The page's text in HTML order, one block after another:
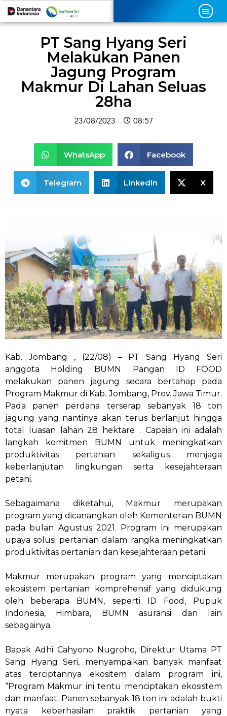
PT Sang Hyang Seri
Melakukan Panen
Jagung Program
Makmur Di Lahan Seluas
28ha
23/08/2023 08:57
WhatsApp Facebook
Telegram LinkedIn X
Kab. Jombang , (22/08) – PT Sang Hyang Seri
anggota Holding BUMN Pangan ID FOOD
melakukan panen jagung secara bertahap pada
Program Makmur di Kab. Jombang, Prov. Jawa Timur.
Pada panen perdana terserap sebanyak 18 ton
jagung yang nantinya akan terus berlanjut hingga
total luasan lahan 28 hektare . Capaian ini adalah
langkah komitmen BUMN untuk meningkatkan
produktivitas pertanian sekaligus menjaga
keberlanjutan lingkungan serta kesejahteraan
petani.
Sebagaimana diketahui, Makmur merupakan
program yang dicanangkan oleh Kementerian BUMN
pada bulan Agustus 2021. Program ini merupakan
upaya solusi pertanian dalam rangka meningkatkan
produktivitas pertanian dan kesejahteraan petani.
Makmur merupakan program yang menciptakan
ekosistem pertanian komprehensif yang didukung
oleh beberapa BUMN, seperti ID Food, Pupuk
Indonesia, Himbara, BUMN asuransi dan lain
sebagainya.
Bapak Adhi Cahyono Nugroho, Direktur Utama PT
Sang Hyang Seri, menyampaikan banyak manfaat
atas terciptannya ekositem dalam program ini,
“Program Makmur ini tentu menciptakan ekosistem
dan manfaat. Panen sebanyak 18 ton ini adalah bukti
nyata keberhasilan praktik pertanian yang